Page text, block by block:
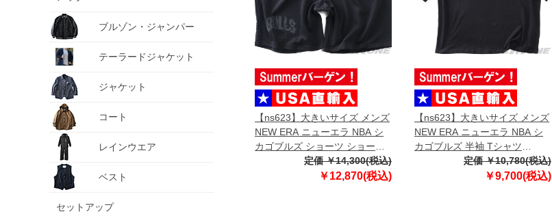
ブルゾン・ジャンパー
テーラードジャケット
ジャケット
コート
レインウエア
ベスト
セットアップ
【ns623】大きいサイズ メンズ
NEW ERA ニューエラ NBA シ
カゴブルズ ショーツ ショート
パンツ ハーフパンツ NBA
CHICAGO BULLS BLACK
定価 ￥14,300(税込)
￥12,870(税込)
【ns623】大きいサイズ メンズ
NEW ERA ニューエラ NBA シ
カゴブルズ 半袖 Tシャツ
CHICAGO BULLS NBA BLACK
OVERSIZED T-SHIRT USA直輸
定価 ￥10,780(税込)
￥9,700(税込)